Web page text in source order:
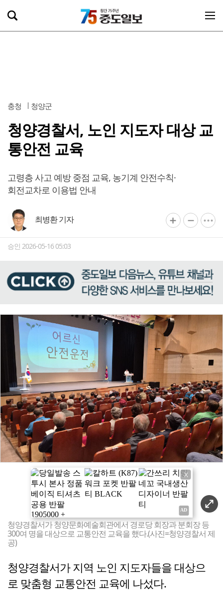
충청 청양군
청양경찰서, 노인 지도자 대상 교
통안전 교육
고령층 사고 예방 중점 교육, 농기계 안전수칙·
회전교차로 이용법 안내
최병환 기자
승인 2026-05-16 05:03
X
청양경찰서가 청양문화예술회관에서 경로당 회장과 분회장 등
300여 명을 대상으로 교통안전 교육을 했다.(사진=청양경찰서 제
공)
청양경찰서가 지역 노인 지도자들을 대상으
로 맞춤형 교통안전 교육에 나섰다.